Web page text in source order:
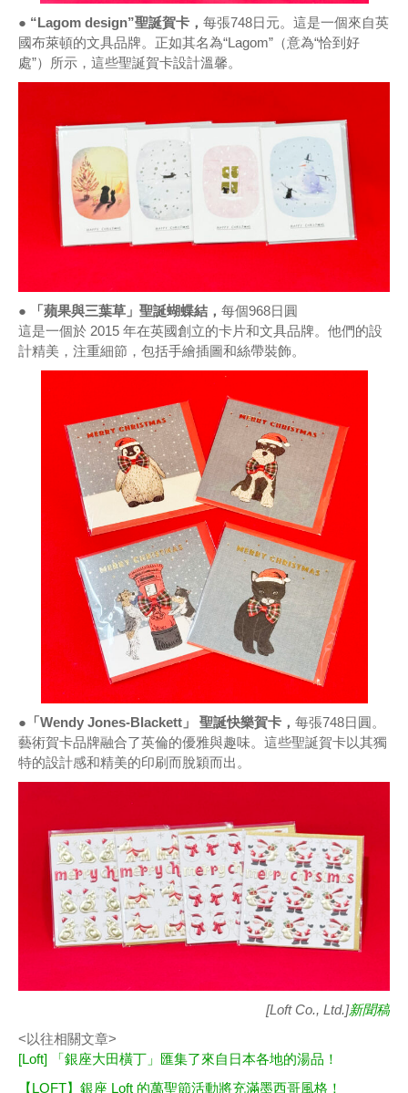
● “Lagom design”聖誕賀卡， 每張748日元。這是一個來自英
國布萊頓的文具品牌。正如其名為“Lagom”（意為“恰到好
處”）所示，這些聖誕賀卡設計溫馨。
● 「蘋果與三葉草」聖誕蝴蝶結， 每個968日圓
這是一個於 2015 年在英國創立的卡片和文具品牌。他們的設
計精美，注重細節，包括手繪插圖和絲帶裝飾。
●「Wendy Jones-Blackett」 聖誕快樂賀卡， 每張748日圓。
藝術賀卡品牌融合了英倫的優雅與趣味。這些聖誕賀卡以其獨
特的設計感和精美的印刷而脫穎而出。
[Loft Co., Ltd.]新聞稿
<以往相關文章>
[Loft] 「銀座大田橫丁」匯集了來自日本各地的湯品！
【LOFT】銀座 Loft 的萬聖節活動將充滿墨西哥風格！